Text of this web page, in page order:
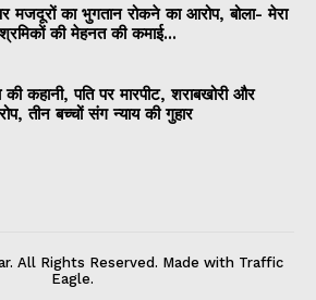
मजदूरों का भुगतान रोकने का आरोप, बोला- मेरा
की मेहनत की कमाई...
की कहानी, पति पर मारपीट, शराबखोरी और
तीन बच्चों संग न्याय की गुहार
All Rights Reserved. Made with Traffic
Eagle.